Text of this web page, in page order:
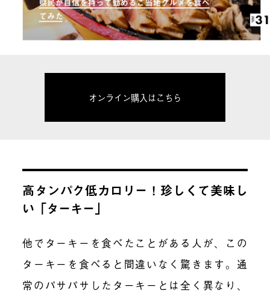
オンライン購入はこちら
高タンパク低カロリー！珍しくて美味し
い「ターキー」
他でターキーを食べたことがある人が、この
ターキーを食べると間違いなく驚きます。通
常のパサパサしたターキーとは全く異なり、